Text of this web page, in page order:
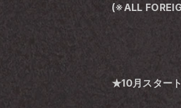
(※ALL
★10月スタート